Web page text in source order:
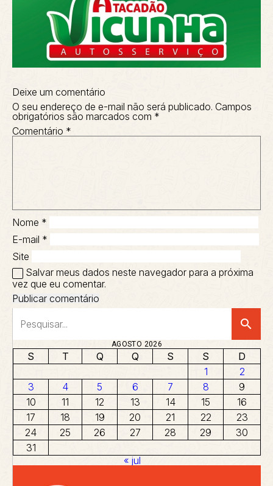
Deixe um comentário
O seu endereço de e-mail não será publicado. Campos
obrigatórios são marcados com *
Comentário *
Nome *
E-mail *
Site
Salvar meus dados neste navegador para a próxima
vez que eu comentar.
search
AGOSTO 2026
S T Q Q S S
D
1
2
3
4 5 6 7 8
9
10
11 12 13 14 15
16
17
18 19 20 21 22
23
24
25 26 27 28 29
30
31
« jul